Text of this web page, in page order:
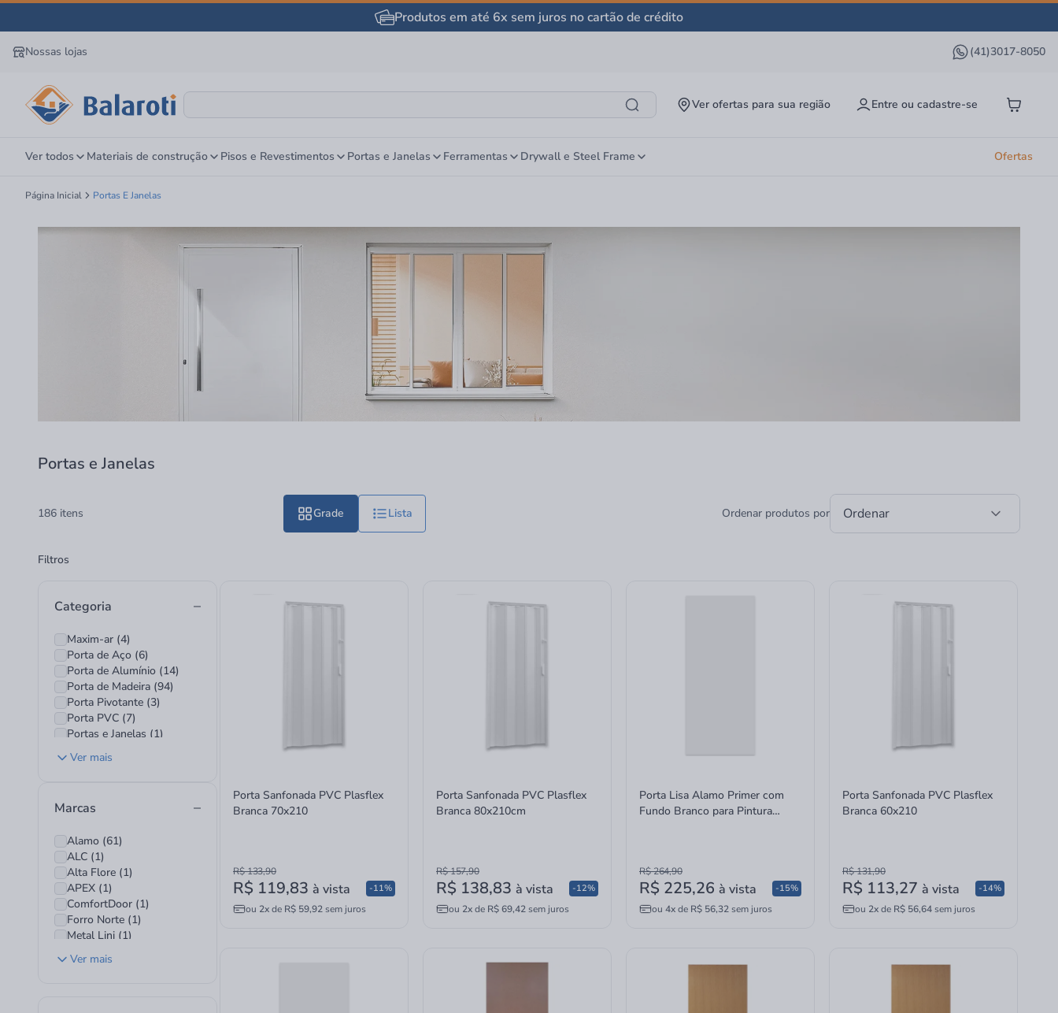
Produtos em até 6x sem juros no cartão de crédito
Nossas lojas (41)3017-8050
Ver ofertas para sua região Entre ou cadastre-se
Ver todos Materiais de construção Pisos e Revestimentos Portas e Janelas Ferramentas Drywall e Steel Frame Ofertas
Página Inicial Portas E Janelas
Portas e Janelas
186 itens Grade Lista Ordenar produtos por Ordenar
Filtros
Categoria
Maxim-ar (4)
Porta de Aço (6)
Porta de Alumínio (14)
Porta de Madeira (94)
Porta Pivotante (3)
Porta PVC (7)
Portas e Janelas (1)
Tela Mosquiteiro (16)
Ver mais
Marcas
Alamo (61)
ALC (1)
Alta Flore (1)
APEX (1)
ComfortDoor (1)
Forro Norte (1)
Metal Lini (1)
Mgm (59)
Plasflex (7)
Ver mais
Porta Sanfonada PVC Plasflex
Branca 70x210
R$ 133,90
R$ 119,83 à vista
ou 2xde R$ 59,92sem juros
-11%
Porta Sanfonada PVC Plasflex
Branca 80x210cm
R$ 157,90
R$ 138,83 à vista
ou 2xde R$ 69,42sem juros
-12%
Porta Lisa Alamo Primer com
Fundo Branco para Pintura
R$ 264,90
R$ 225,26 à vista
ou 4xde R$ 56,32sem juros
-15%
Porta Sanfonada PVC Plasflex
Branca 60x210
R$ 131,90
R$ 113,27 à vista
ou 2xde R$ 56,64sem juros
-14%